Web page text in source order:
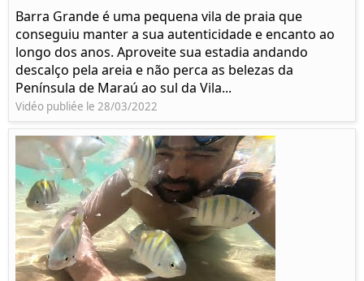
Barra Grande é uma pequena vila de praia que
conseguiu manter a sua autenticidade e encanto ao
longo dos anos. Aproveite sua estadia andando
descalço pela areia e não perca as belezas da
Península de Maraú ao sul da Vila...
Vidéo publiée le 28/03/2022